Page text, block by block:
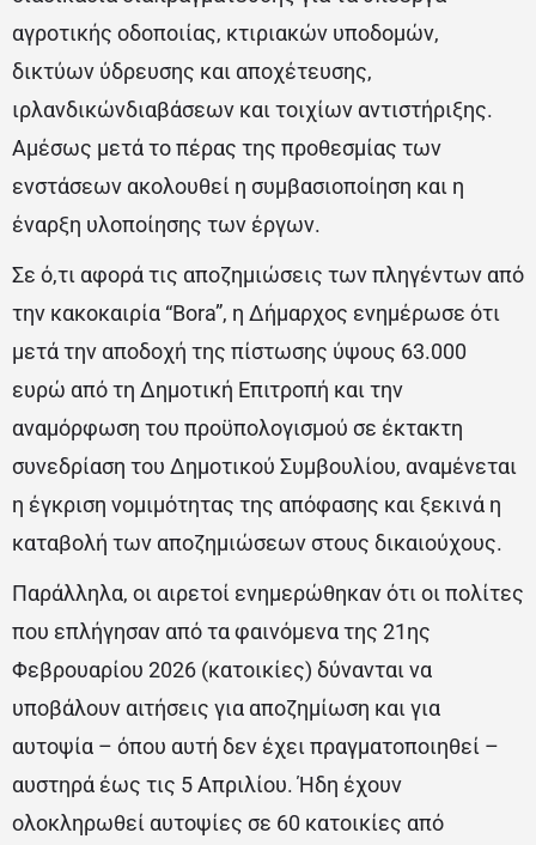
αγροτικής οδοποιίας, κτιριακών υποδομών,
δικτύων ύδρευσης και αποχέτευσης,
ιρλανδικώνδιαβάσεων και τοιχίων αντιστήριξης.
Αμέσως μετά το πέρας της προθεσμίας των
ενστάσεων ακολουθεί η συμβασιοποίηση και η
έναρξη υλοποίησης των έργων.
Σε ό,τι αφορά τις αποζημιώσεις των πληγέντων από
την κακοκαιρία “Bora”, η Δήμαρχος ενημέρωσε ότι
μετά την αποδοχή της πίστωσης ύψους 63.000
ευρώ από τη Δημοτική Επιτροπή και την
αναμόρφωση του προϋπολογισμού σε έκτακτη
συνεδρίαση του Δημοτικού Συμβουλίου, αναμένεται
η έγκριση νομιμότητας της απόφασης και ξεκινά η
καταβολή των αποζημιώσεων στους δικαιούχους.
Παράλληλα, οι αιρετοί ενημερώθηκαν ότι οι πολίτες
που επλήγησαν από τα φαινόμενα της 21ης
Φεβρουαρίου 2026 (κατοικίες) δύνανται να
υποβάλουν αιτήσεις για αποζημίωση και για
αυτοψία – όπου αυτή δεν έχει πραγματοποιηθεί –
αυστηρά έως τις 5 Απριλίου. Ήδη έχουν
ολοκληρωθεί αυτοψίες σε 60 κατοικίες από